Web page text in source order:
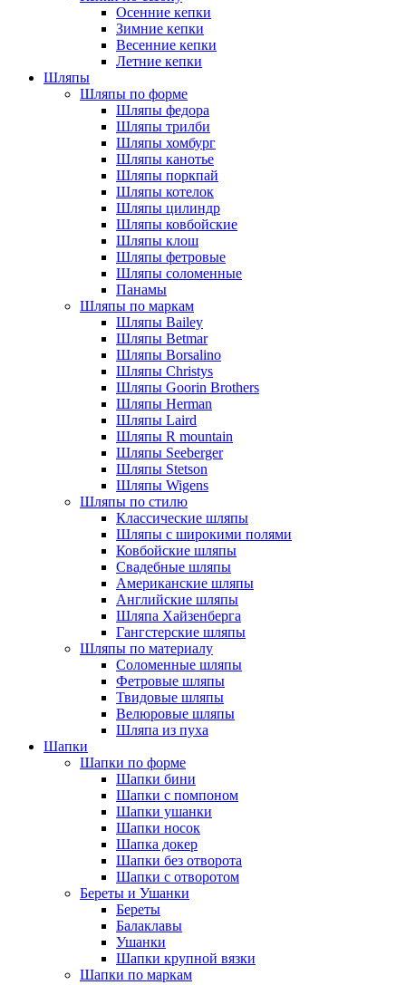
Осенние кепки
Зимние кепки
Весенние кепки
Летние кепки
Шляпы
Шляпы по форме
Шляпы федора
Шляпы трилби
Шляпы хомбург
Шляпы канотье
Шляпы поркпай
Шляпы котелок
Шляпы цилиндр
Шляпы ковбойские
Шляпы клош
Шляпы фетровые
Шляпы соломенные
Панамы
Шляпы по маркам
Шляпы Bailey
Шляпы Betmar
Шляпы Borsalino
Шляпы Christys
Шляпы Goorin Brothers
Шляпы Herman
Шляпы Laird
Шляпы R mountain
Шляпы Seeberger
Шляпы Stetson
Шляпы Wigens
Шляпы по стилю
Классические шляпы
Шляпы с широкими полями
Ковбойские шляпы
Свадебные шляпы
Американские шляпы
Английские шляпы
Шляпа Хайзенберга
Гангстерские шляпы
Шляпы по материалу
Соломенные шляпы
Фетровые шляпы
Твидовые шляпы
Велюровые шляпы
Шляпа из пуха
Шапки
Шапки по форме
Шапки бини
Шапки с помпоном
Шапки ушанки
Шапки носок
Шапка докер
Шапки без отворота
Шапки с отворотом
Береты и Ушанки
Береты
Балаклавы
Ушанки
Шапки крупной вязки
Шапки по маркам